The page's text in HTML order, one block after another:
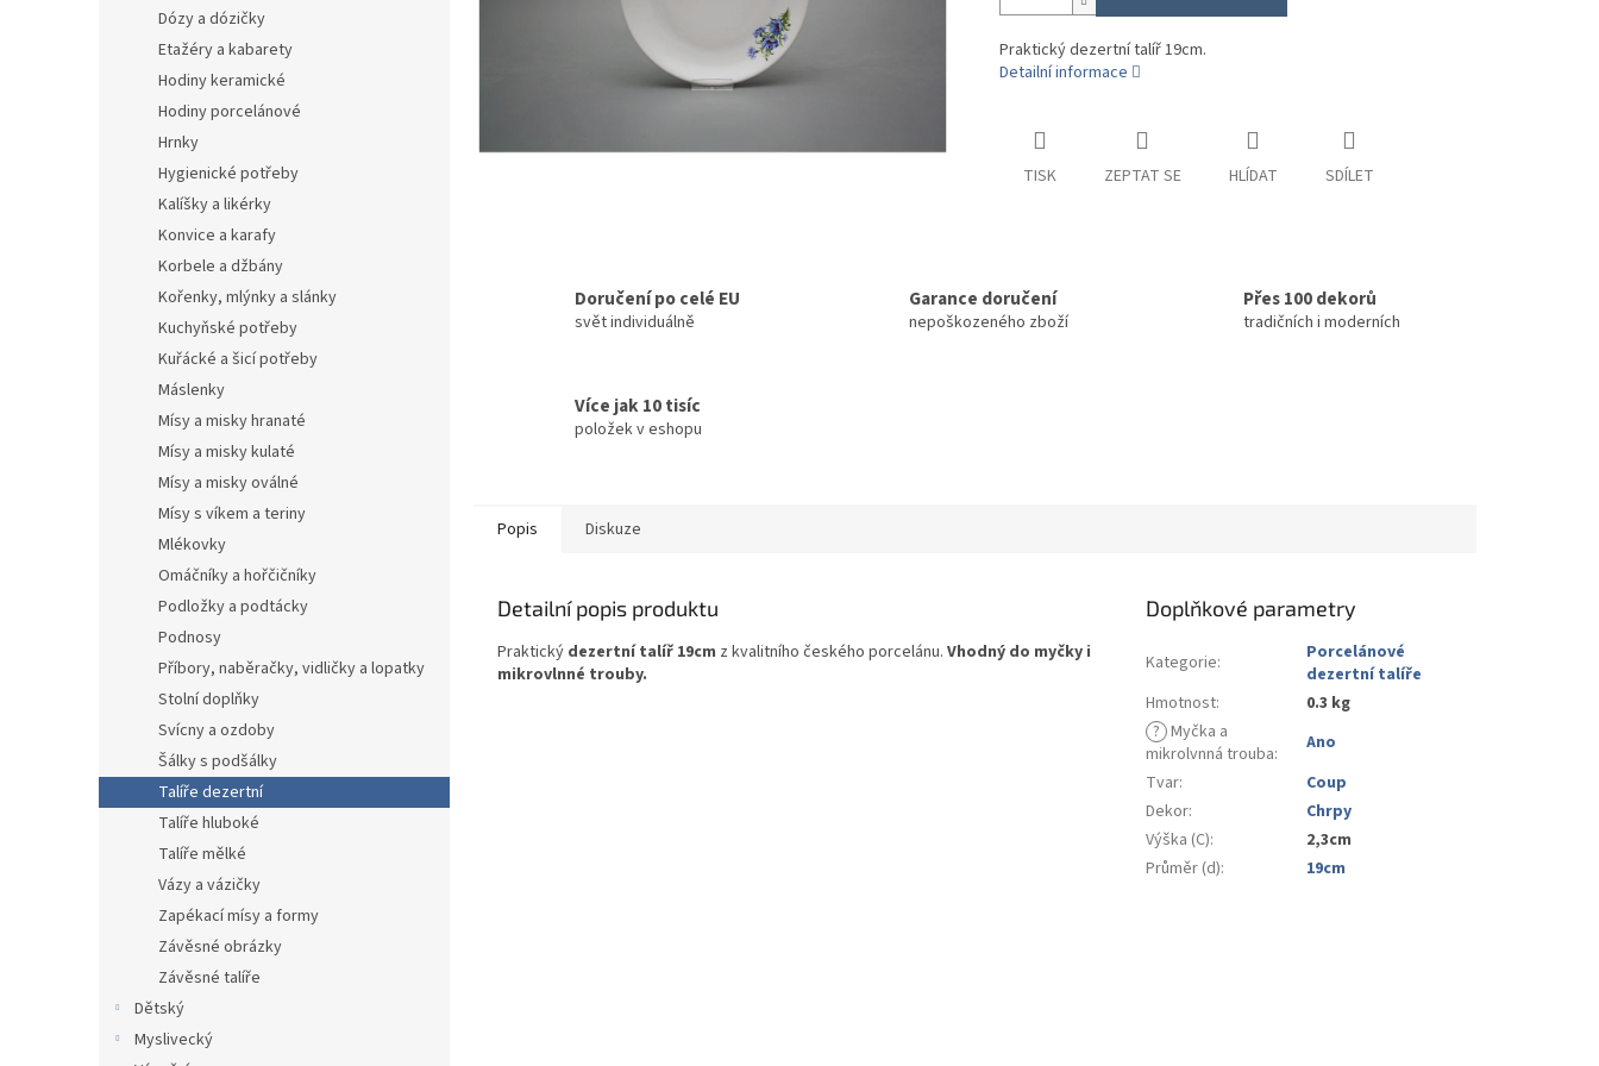
Dózy a dózičky
Etažéry a kabarety
Hodiny keramické
Hodiny porcelánové
Hrnky
Hygienické potřeby
Kalíšky a likérky
Konvice a karafy
Korbele a džbány
Kořenky, mlýnky a slánky
Kuchyňské potřeby
Kuřácké a šicí potřeby
Máslenky
Mísy a misky hranaté
Mísy a misky kulaté
Mísy a misky oválné
Mísy s víkem a teriny
Mlékovky
Omáčníky a hořčičníky
Podložky a podtácky
Podnosy
Příbory, naběračky, vidličky a lopatky
Stolní doplňky
Svícny a ozdoby
Šálky s podšálky
Talíře dezertní
Talíře hluboké
Talíře mělké
Vázy a vázičky
Zapékací mísy a formy
Závěsné obrázky
Závěsné talíře
Dětský
Myslivecký
Praktický dezertní talíř 19cm.
Detailní informace
TISK ZEPTAT SE HLÍDAT SDÍLET
Doručení po celé EU
svět individuálně
Garance doručení
nepoškozeného zboží
Přes 100 dekorů
tradičních i moderních
Více jak 10 tisíc
položek v eshopu
Popis Diskuze
Detailní popis produktu
Praktický dezertní talíř 19cm z kvalitního českého porcelánu. Vhodný do myčky i
mikrovlnné trouby.
Doplňkové parametry
Kategorie:
Porcelánové
dezertní talíře
Hmotnost:
0.3 kg
? Myčka a
mikrolvnná trouba:
Ano
Tvar:
Coup
Dekor:
Chrpy
Výška (C):
2,3cm
Průměr (d): 19cm